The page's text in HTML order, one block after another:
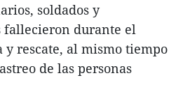
soldados y
fallecieron durante el
y rescate, al mismo tiempo
de las personas